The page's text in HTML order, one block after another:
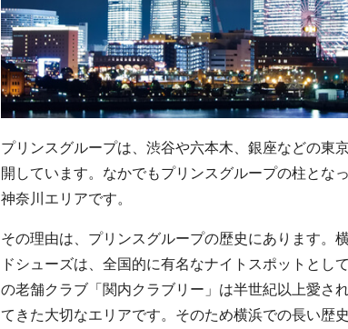
プリンスグループは、渋谷や六本木、銀座などの東
開しています。なかでもプリンスグループの柱とな
神奈川エリアです。
その理由は、プリンスグループの歴史にあります。
ドシューズは、全国的に有名なナイトスポットとし
の老舗クラブ「関内クラブリー」は半世紀以上愛さ
てきた大切なエリアです。そのため横浜での長い歴